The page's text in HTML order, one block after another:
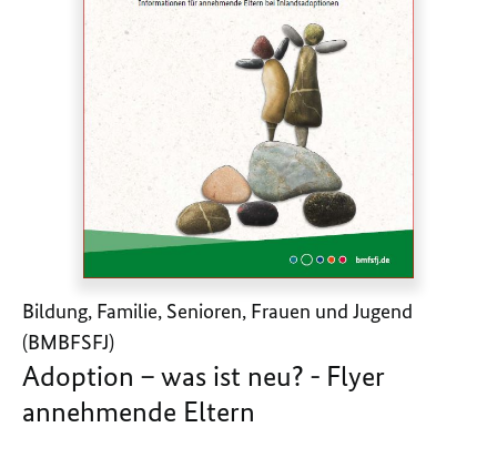
Bildung, Familie, Senioren, Frauen und Jugend
(BMBFSFJ)
Adoption – was ist neu? - Flyer
annehmende Eltern